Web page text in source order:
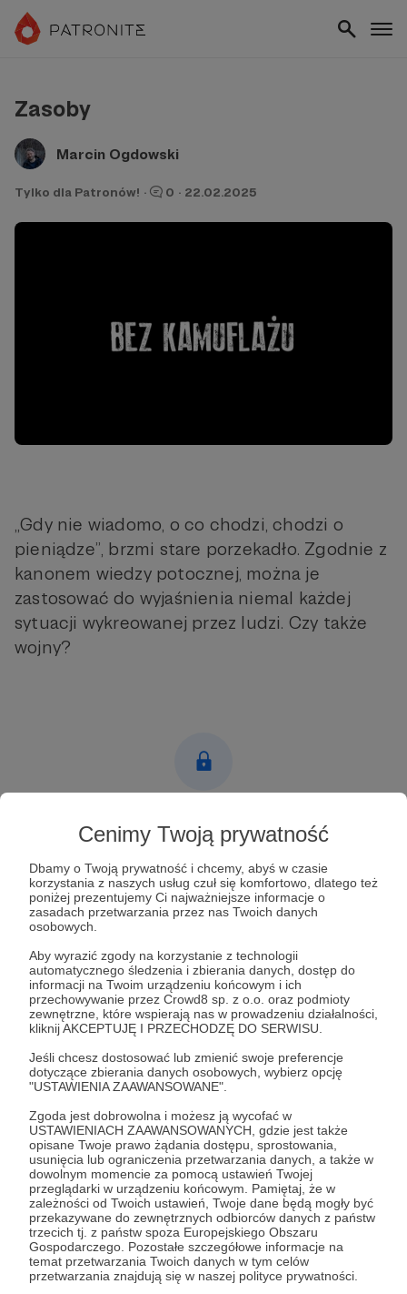
Cenimy Twoją prywatność
Dbamy o Twoją prywatność i chcemy, abyś w czasie
korzystania z naszych usług czuł się komfortowo, dlatego też
poniżej prezentujemy Ci najważniejsze informacje o
zasadach przetwarzania przez nas Twoich danych
osobowych.
Aby wyrazić zgody na korzystanie z technologii
automatycznego śledzenia i zbierania danych, dostęp do
informacji na Twoim urządzeniu końcowym i ich
przechowywanie przez Crowd8 sp. z o.o. oraz podmioty
zewnętrzne, które wspierają nas w prowadzeniu działalności,
kliknij AKCEPTUJĘ I PRZECHODZĘ DO SERWISU.
Jeśli chcesz dostosować lub zmienić swoje preferencje
dotyczące zbierania danych osobowych, wybierz opcję
"USTAWIENIA ZAAWANSOWANE".
Zgoda jest dobrowolna i możesz ją wycofać w
USTAWIENIACH ZAAWANSOWANYCH, gdzie jest także
opisane Twoje prawo żądania dostępu, sprostowania,
usunięcia lub ograniczenia przetwarzania danych, a także w
dowolnym momencie za pomocą ustawień Twojej
przeglądarki w urządzeniu końcowym. Pamiętaj, że w
zależności od Twoich ustawień, Twoje dane będą mogły być
przekazywane do zewnętrznych odbiorców danych z państw
trzecich tj. z państw spoza Europejskiego Obszaru
Gospodarczego. Pozostałe szczegółowe informacje na
temat przetwarzania Twoich danych w tym celów
przetwarzania znajdują się w naszej polityce prywatności.
Zasoby
Marcin Ogdowski
Tylko dla Patronów! · 0 · 22.02.2025
„Gdy nie wiadomo, o co chodzi, chodzi o
pieniądze”, brzmi stare porzekadło. Zgodnie z
kanonem wiedzy potocznej, można je
zastosować do wyjaśnienia niemal każdej
sytuacji wykreowanej przez ludzi. Czy także
wojny?
Aby zobaczyć ten materiał musisz być zalogowany
Zostań Patronem
zasoby naturalne Ukrainy rozmowy pokojowe Kijów
Waszyngton Doland Trump lit
gwarancje bezpieczeństwa Starlink
Udostępnij
Marcin Ogdowski
Zobacz profil autora